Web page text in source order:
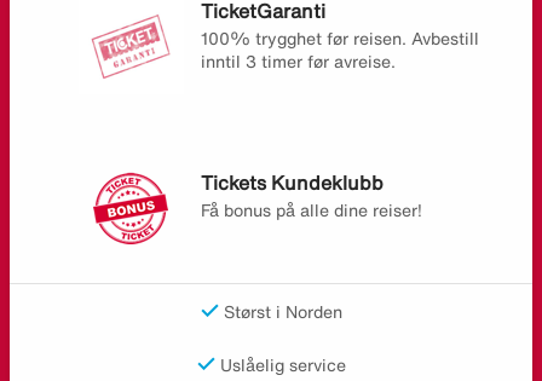
TicketGaranti
100% trygghet før reisen. Avbestill
inntil 3 timer før avreise.
Tickets Kundeklubb
Få bonus på alle dine reiser!
Størst i Norden
Uslåelig service